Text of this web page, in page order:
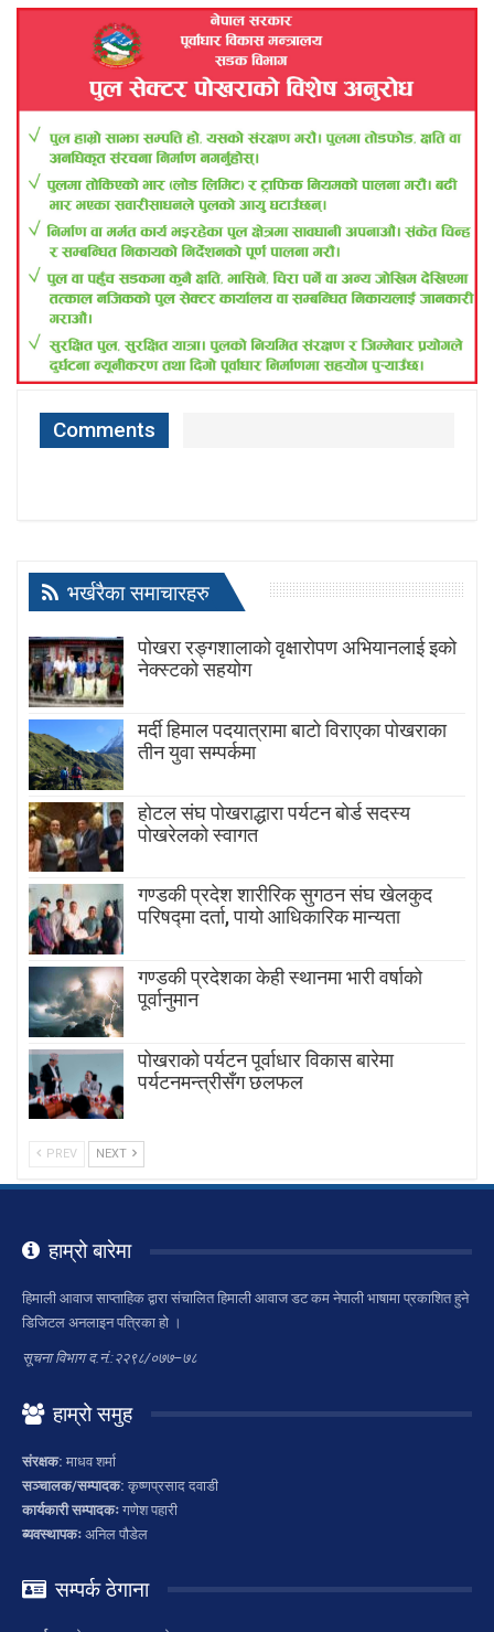
Comments
भर्खरैका समाचारहरु
पोखरा रङ्गशालाको वृक्षारोपण अभियानलाई इको
नेक्स्टको सहयोग
मर्दी हिमाल पदयात्रामा बाटाे विराएका पाेखराका
तीन युवा सम्पर्कमा
होटल संघ पोखराद्धारा पर्यटन बोर्ड सदस्य
पोखरेलको स्वागत
गण्डकी प्रदेश शारीरिक सुगठन संघ खेलकुद
परिषद्मा दर्ता, पायाे आधिकारिक मान्यता
गण्डकी प्रदेशका केही स्थानमा भारी वर्षाको
पूर्वानुमान
पाेखराकाे पर्यटन पूर्वाधार विकास बारेमा
पर्यटनमन्त्रीसँग छलफल
PREV NEXT
हाम्रो बारेमा
हिमाली आवाज साप्ताहिक द्वारा संचालित हिमाली आवाज डट कम नेपाली भाषामा प्रकाशित हुने
डिजिटल अनलाइन पत्रिका हो ।
सूचना विभाग द.नं.:२२९८/०७७–७८
हाम्रो समुह
संरक्षक: माधव शर्मा
सञ्चालक/सम्पादक: कृष्णप्रसाद दवाडी
कार्यकारी सम्पादकः गणेश पहारी
ब्यवस्थापकः अनिल पौडेल
सम्पर्क ठेगाना